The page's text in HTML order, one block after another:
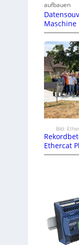
aufbauen
Maschine
Bild:
Ethercat